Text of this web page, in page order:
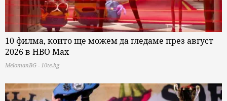
10 филма, които ще можем да гледаме през август
2026 в HBO Max
MelomanBG - 10te.bg